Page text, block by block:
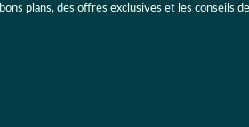
plans, des offres exclusives et les conseils